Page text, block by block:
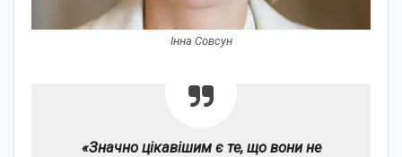
Інна Совсун
«Значно цікавішим є те, що вони не